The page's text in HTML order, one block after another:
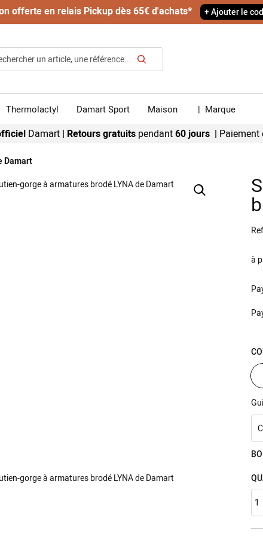
offerte en relais Pickup dès 65€ d'achats* + Ajouter le
Rechercher
Thermolactyl Damart Sport Maison | Marque
Damart | Retours gratuits pendant60 jours | Paiement
Damart
Ref
à